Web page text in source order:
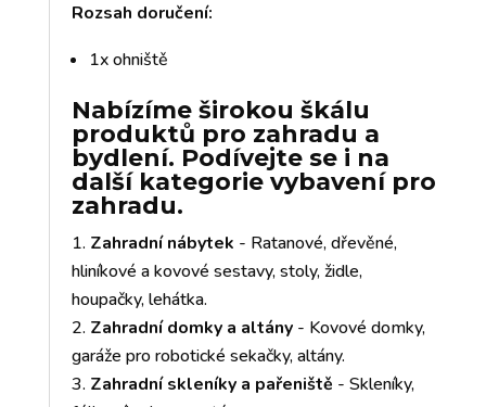
Rozsah doručení:
1x ohniště
Nabízíme širokou škálu
produktů pro zahradu a
bydlení. Podívejte se i na
další kategorie vybavení pro
zahradu.
Zahradní nábytek - Ratanové, dřevěné,
hliníkové a kovové sestavy, stoly, židle,
houpačky, lehátka.
Zahradní domky a altány- Kovové domky,
garáže pro robotické sekačky, altány.
Zahradní skleníky a pařeniště - Skleníky,